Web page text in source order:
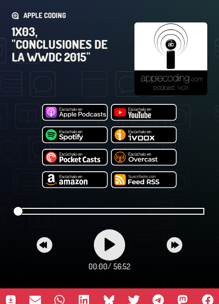
APPLE CODING
1X03,
"CONCLUSIONES DE
LA WWDC 2015"
00:00/ 56:52